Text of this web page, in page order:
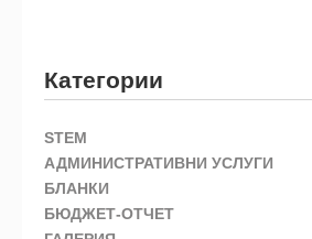
Категории
STEM
АДМИНИСТРАТИВНИ УСЛУГИ
БЛАНКИ
БЮДЖЕТ-ОТЧЕТ